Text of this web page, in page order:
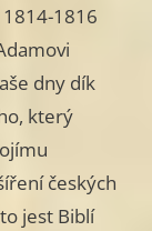
1816
dny dík
který
českých
jest Biblí